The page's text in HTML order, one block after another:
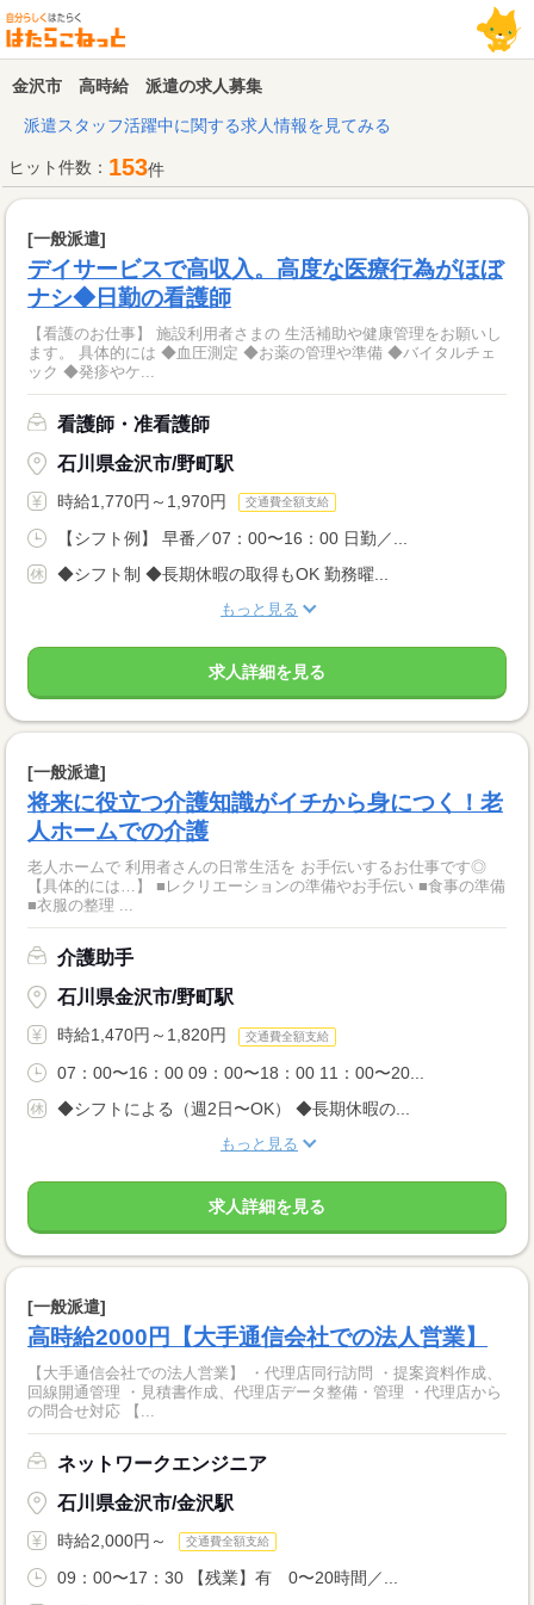
金沢市 高時給 派遣の求人募集
派遣スタッフ活躍中に関する求人情報を見てみる
ヒット件数： 153件
[一般派遣]
デイサービスで高収入。高度な医療行為がほぼ
ナシ◆日勤の看護師
【看護のお仕事】 施設利用者さまの 生活補助や健康管理をお願いし
ます。 具体的には ◆血圧測定 ◆お薬の管理や準備 ◆バイタルチェ
ック ◆発疹やケ...
看護師・准看護師
石川県金沢市/野町駅
時給1,770円～1,970円 交通費全額支給
【シフト例】 早番／07：00〜16：00 日勤／...
◆シフト制 ◆長期休暇の取得もOK 勤務曜...
もっと見る
求人詳細を見る
[一般派遣]
将来に役立つ介護知識がイチから身につく！老
人ホームでの介護
老人ホームで 利用者さんの日常生活を お手伝いするお仕事です◎
【具体的には…】 ■レクリエーションの準備やお手伝い ■食事の準備
■衣服の整理 ...
介護助手
石川県金沢市/野町駅
時給1,470円～1,820円 交通費全額支給
07：00〜16：00 09：00〜18：00 11：00〜20...
◆シフトによる（週2日〜OK） ◆長期休暇の...
もっと見る
求人詳細を見る
[一般派遣]
高時給2000円【大手通信会社での法人営業】
【大手通信会社での法人営業】 ・代理店同行訪問 ・提案資料作成、
回線開通管理 ・見積書作成、代理店データ整備・管理 ・代理店から
の問合せ対応 【...
ネットワークエンジニア
石川県金沢市/金沢駅
時給2,000円～ 交通費全額支給
09：00〜17：30 【残業】有 0〜20時間／...